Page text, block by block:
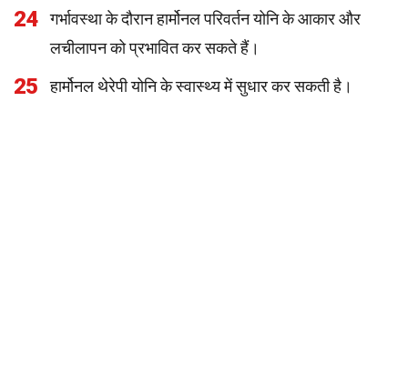
24
गर्भावस्था के दौरान हार्मोनल परिवर्तन योनि के आकार और
लचीलापन को प्रभावित कर सकते हैं।
25 हार्मोनल थेरेपी योनि के स्वास्थ्य में सुधार कर सकती है।